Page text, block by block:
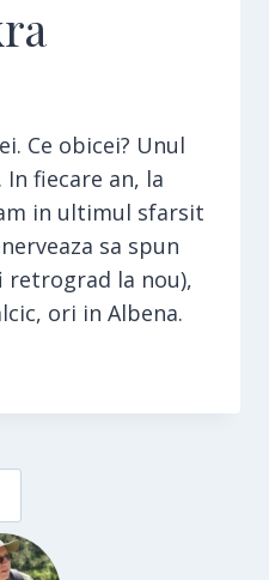
Ce obicei? Unul
fiecare an, la
in ultimul sfarsit
sa spun
retrograd la nou),
ori in Albena.